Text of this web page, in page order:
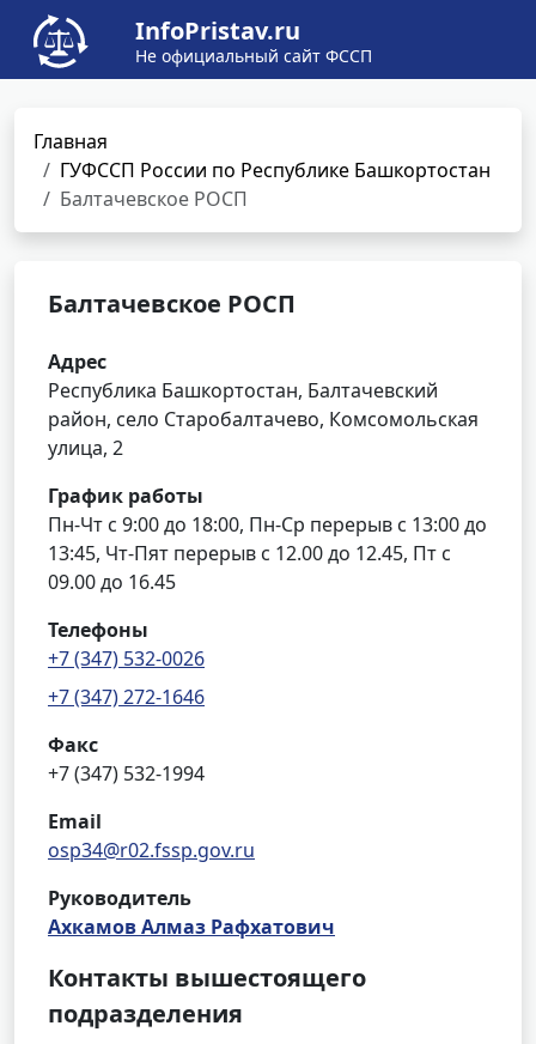
InfoPristav.ru
Не официальный сайт ФССП
Главная
ГУФССП России по Республике Башкортостан
Балтачевское РОСП
Балтачевское РОСП
Адрес
Республика Башкортостан, Балтачевский
район, село Старобалтачево, Комсомольская
улица, 2
График работы
Пн-Чт с 9:00 до 18:00, Пн-Ср перерыв с 13:00 до
13:45, Чт-Пят перерыв с 12.00 до 12.45, Пт с
09.00 до 16.45
Телефоны
+7 (347) 532-0026
+7 (347) 272-1646
Факс
+7 (347) 532-1994
Email
osp34@r02.fssp.gov.ru
Руководитель
Ахкамов Алмаз Рафхатович
Контакты вышестоящего
подразделения